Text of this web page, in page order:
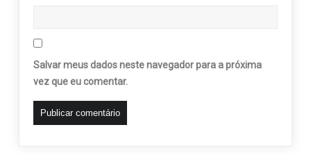
Salvar meus dados neste navegador para a próxima
vez que eu comentar.